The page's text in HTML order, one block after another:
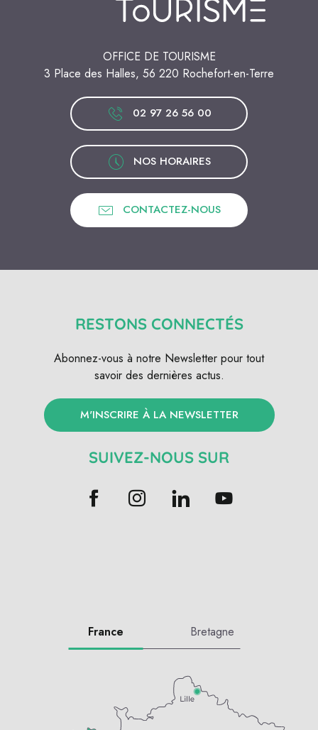
OFFICE DE TOURISME
3 Place des Halles, 56 220 Rochefort-en-Terre
02 97 26 56 00
NOS HORAIRES
CONTACTEZ-NOUS
RESTONS CONNECTÉS
Abonnez-vous à notre Newsletter pour tout
savoir des dernières actus.
M'INSCRIRE À LA NEWSLETTER
SUIVEZ-NOUS SUR
France Bretagne